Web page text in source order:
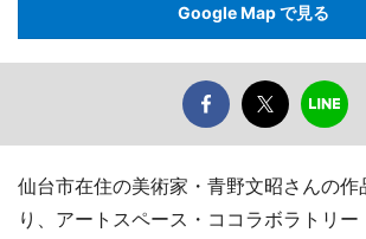
Google Map で見る
仙台市在住の美術家・青野文昭さんの作
り、アートスペース・ココラボラトリー